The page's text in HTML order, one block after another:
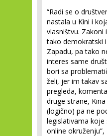
“Radi se o
nastala u Kini i
vlasništvu. Zakoni
tako demokratski
Zapadu, pa tako
interes same
bori sa
želi, jer im takav
pregleda,
druge strane,
(logično) pa ne
legislativama koje
online okruženju”,